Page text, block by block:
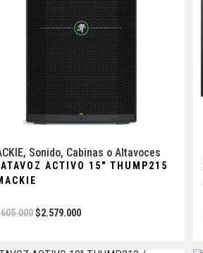
, Sonido, Cabinas o Altavoces
ACTIVO 15″ THUMP215
$2.579.000